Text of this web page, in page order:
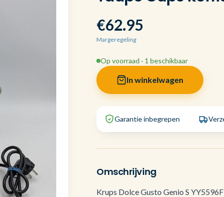
€62.95
Margeregeling
Op voorraad · 1 beschikbaar
In winkelwagen
Garantie inbegrepen
Omschrijving
Krups Dolce Gusto Genio S